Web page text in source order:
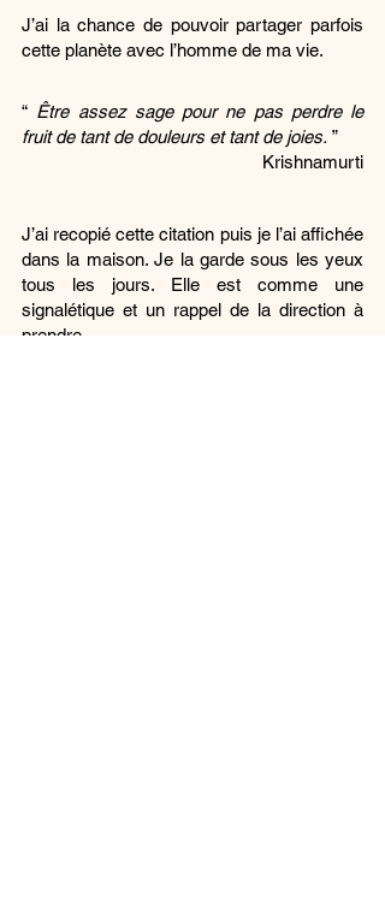
J’ai la chance de pouvoir partager parfois
cette planète avec l’homme de ma vie.
“ Être assez sage pour ne pas perdre le
fruit de tant de douleurs et tant de joies. ”
Krishnamurti
J’ai recopié cette citation puis je l’ai affichée
dans la maison. Je la garde sous les yeux
tous les jours. Elle est comme une
signalétique et un rappel de la direction à
prendre.